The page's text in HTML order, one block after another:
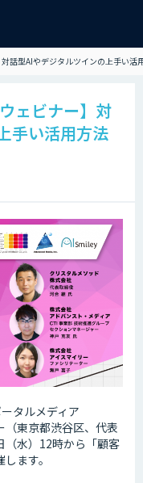
話型AIやデジタルツインの上手い活
ェビナー】対
手い活用方法
タルメディア
（東京都渋谷区、代表
（水）12時から「顧客
ます。